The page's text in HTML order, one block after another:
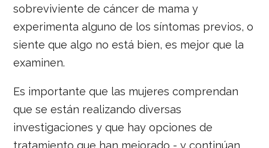
sobreviviente de cáncer de mama y
experimenta alguno de los síntomas previos, o
siente que algo no está bien, es mejor que la
examinen.
Es importante que las mujeres comprendan
que se están realizando diversas
investigaciones y que hay opciones de
tratamiento que han mejorado - y continúan